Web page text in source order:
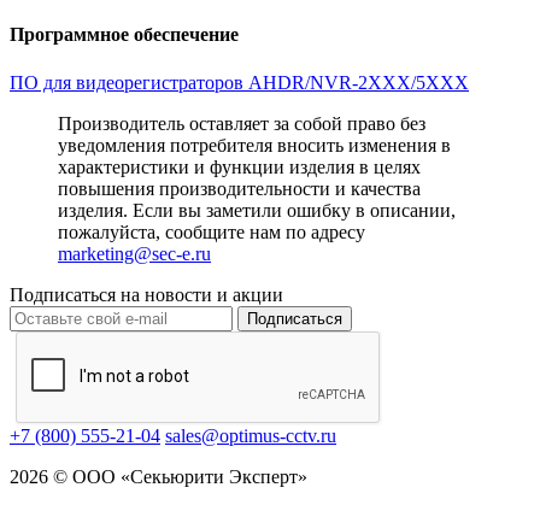
Программное обеспечение
ПО для видеорегистраторов AHDR/NVR-2XXX/5XXX
Производитель оставляет за собой право без
уведомления потребителя вносить изменения в
характеристики и функции изделия в целях
повышения производительности и качества
изделия. Если вы заметили ошибку в описании,
пожалуйста, сообщите нам по адресу
marketing@sec-e.ru
Подписаться на новости и акции
Подписаться
+7 (800) 555-21-04 sales@optimus-cctv.ru
2026 © ООО «Секьюрити Эксперт»